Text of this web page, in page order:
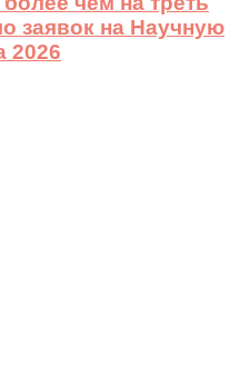
заявок на Научную
2026